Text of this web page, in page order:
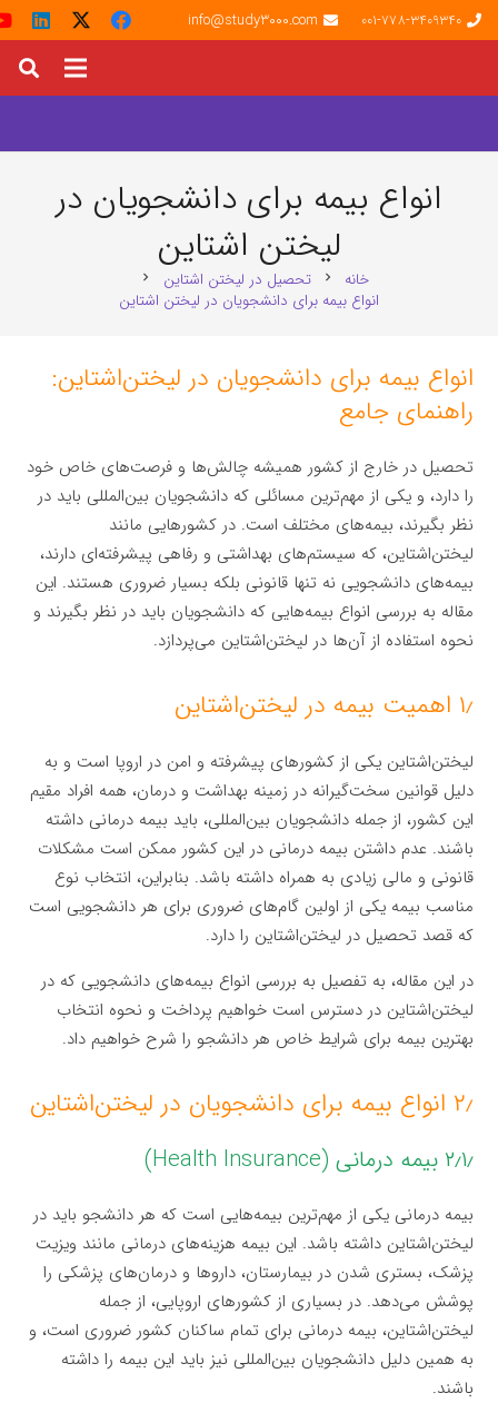
001-778-3409340
info@study3000.com
انواع بیمه برای دانشجویان در
لیختن‌ اشتاین
خانه chevron_right تحصیل در لیختن‌ اشتاین chevron_right
انواع بیمه برای دانشجویان در لیختن‌ اشتاین
انواع بیمه برای دانشجویان در لیختن‌اشتاین:
راهنمای جامع
تحصیل در خارج از کشور همیشه چالش‌ها و فرصت‌های خاص خود
را دارد، و یکی از مهم‌ترین مسائلی که دانشجویان بین‌المللی باید در
نظر بگیرند، بیمه‌های مختلف است. در کشورهایی مانند
لیختن‌اشتاین، که سیستم‌های بهداشتی و رفاهی پیشرفته‌ای دارند،
بیمه‌های دانشجویی نه تنها قانونی بلکه بسیار ضروری هستند. این
مقاله به بررسی انواع بیمه‌هایی که دانشجویان باید در نظر بگیرند و
نحوه استفاده از آن‌ها در لیختن‌اشتاین می‌پردازد.
۱٫ اهمیت بیمه در لیختن‌اشتاین
لیختن‌اشتاین یکی از کشورهای پیشرفته و امن در اروپا است و به
دلیل قوانین سخت‌گیرانه در زمینه بهداشت و درمان، همه افراد مقیم
این کشور، از جمله دانشجویان بین‌المللی، باید بیمه درمانی داشته
باشند. عدم داشتن بیمه درمانی در این کشور ممکن است مشکلات
قانونی و مالی زیادی به همراه داشته باشد. بنابراین، انتخاب نوع
مناسب بیمه یکی از اولین گام‌های ضروری برای هر دانشجویی است
که قصد تحصیل در لیختن‌اشتاین را دارد.
در این مقاله، به تفصیل به بررسی انواع بیمه‌های دانشجویی که در
لیختن‌اشتاین در دسترس است خواهیم پرداخت و نحوه انتخاب
بهترین بیمه برای شرایط خاص هر دانشجو را شرح خواهیم داد.
۲٫ انواع بیمه برای دانشجویان در لیختن‌اشتاین
۲٫۱٫ بیمه درمانی (Health Insurance)
بیمه درمانی یکی از مهم‌ترین بیمه‌هایی است که هر دانشجو باید در
لیختن‌اشتاین داشته باشد. این بیمه هزینه‌های درمانی مانند ویزیت
پزشک، بستری شدن در بیمارستان، داروها و درمان‌های پزشکی را
پوشش می‌دهد. در بسیاری از کشورهای اروپایی، از جمله
لیختن‌اشتاین، بیمه درمانی برای تمام ساکنان کشور ضروری است، و
به همین دلیل دانشجویان بین‌المللی نیز باید این بیمه را داشته
باشند.